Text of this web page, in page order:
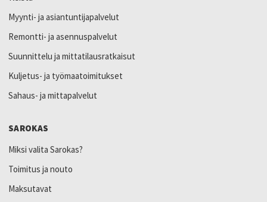
Myynti- ja asiantuntijapalvelut
Remontti- ja asennuspalvelut
Suunnittelu ja mittatilausratkaisut
Kuljetus- ja työmaatoimitukset
Sahaus- ja mittapalvelut
SAROKAS
Miksi valita Sarokas?
Toimitus ja nouto
Maksutavat